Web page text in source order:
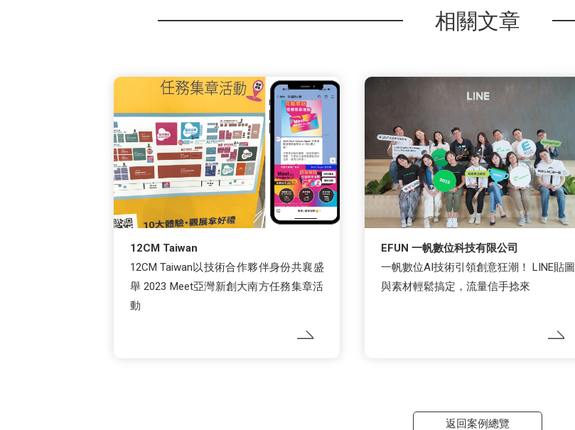
相關文章
12CM Taiwan
12CM Taiwan以技術合作夥伴身份共襄盛
舉 2023 Meet亞灣新創大南方任務集章活
動
EFUN 一帆數位科技有限公司
一帆數位AI技術引領創意狂潮！ LINE貼圖
與素材輕鬆搞定，流量信手捻來
返回案例總覽